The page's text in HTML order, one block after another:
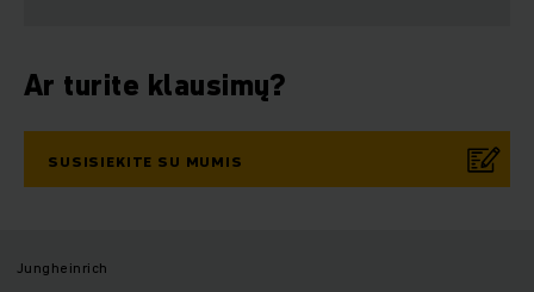
Ar turite klausimų?
SUSISIEKITE SU MUMIS
Jungheinrich